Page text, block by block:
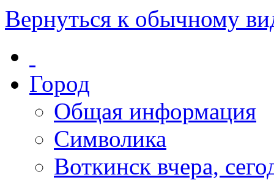
Вернуться к обычному
Город
Общая информация
Символика
Воткинск вчера,